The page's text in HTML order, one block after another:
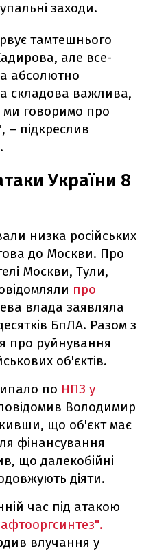
заходи.
тамтешнього
але все-
абсолютно
складова важлива,
ми говоримо про
– підкреслив
України 8
низка російських
до Москви. Про
Москви, Тули,
про
влада заявляла
БпЛА. Разом з
про руйнування
об'єктів.
по НПЗ у
Володимир
що об'єкт має
фінансування
що далекобійні
діяти.
час під атакою
влучання у